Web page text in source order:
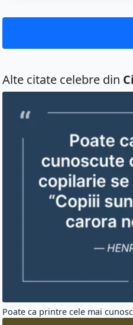
Alte citate celebre din
Poate ca printre cele mai